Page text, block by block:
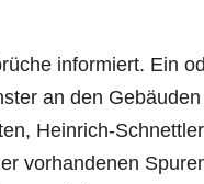
informiert. Ein
an den Gebäuden
Heinrich-
vorhandenen